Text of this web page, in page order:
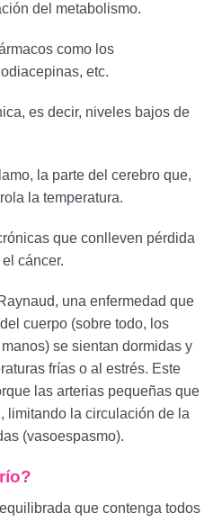
del metabolismo.
como los
etc.
es decir, niveles bajos de
la parte del cerebro que,
la temperatura.
que conlleven pérdida
cáncer.
una enfermedad que
cuerpo (sobre todo, los
se sientan dormidas y
frías o al estrés. Este
las arterias pequeñas que
limitando la circulación de la
(vasoespasmo).
que contenga todos